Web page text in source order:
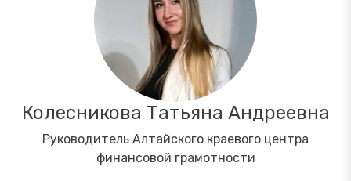
Колесникова Татьяна Андреевна
Руководитель Алтайского краевого центра
финансовой грамотности